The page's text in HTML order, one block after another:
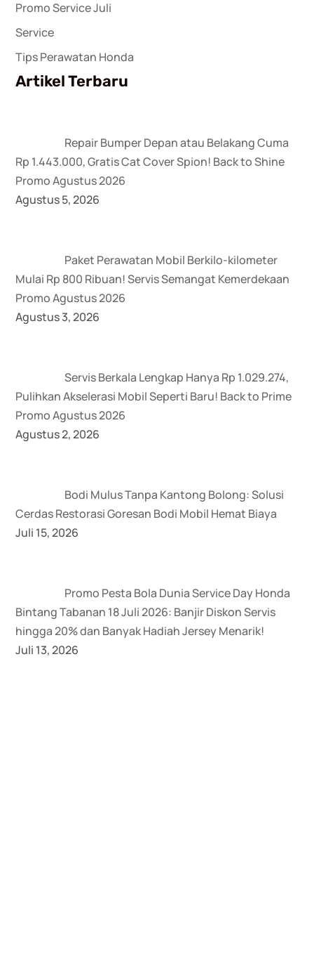
Promo Service Juli
Service
Tips Perawatan Honda
Artikel Terbaru
Repair Bumper Depan atau Belakang Cuma
Rp 1.443.000, Gratis Cat Cover Spion! Back to Shine
Promo Agustus 2026
Agustus 5, 2026
Paket Perawatan Mobil Berkilo-kilometer
Mulai Rp 800 Ribuan! Servis Semangat Kemerdekaan
Promo Agustus 2026
Agustus 3, 2026
Servis Berkala Lengkap Hanya Rp 1.029.274,
Pulihkan Akselerasi Mobil Seperti Baru! Back to Prime
Promo Agustus 2026
Agustus 2, 2026
Bodi Mulus Tanpa Kantong Bolong: Solusi
Cerdas Restorasi Goresan Bodi Mobil Hemat Biaya
Juli 15, 2026
Promo Pesta Bola Dunia Service Day Honda
Bintang Tabanan 18 Juli 2026: Banjir Diskon Servis
hingga 20% dan Banyak Hadiah Jersey Menarik!
Juli 13, 2026